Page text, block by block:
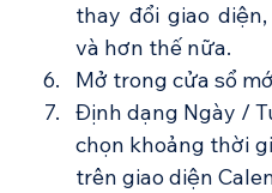
thay đổi giao
và hơn thế nữa.
Mở trong cửa sổ
Định dạng Ngày /
chọn khoảng thời
trên giao diện